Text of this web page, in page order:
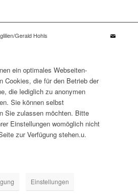
Gerald Hohls
ein optimales Webseiten-
Cookies, die für den Betrieb der
die lediglich zu anonymen
Sie können selbst
Sie zulassen möchten. Bitte
Einstellungen womöglich nicht
zur Verfügung stehen.u.
Einstellungen